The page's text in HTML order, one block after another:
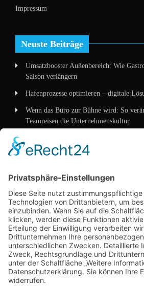
Impressum
Neuste Beiträge
Umsatzbooster Außenbereich: Wie
Saison verlängern
Hafenprozesse optimieren – digitale
Wenn das Büro zur Bühne wird: So
Teamreisen die Unternehmenskultur
Mittelstandskonzepte 2026 Kunden
Kategorien
Allgemein
Business
Dienstleistungen
Marketing
Technik